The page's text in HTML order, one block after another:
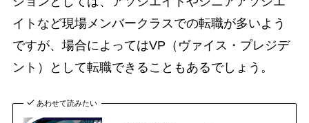
イトなど現場メンバークラスでの転職が多いよう
ですが、場合によってはVP（ヴァイス・プレジデ
ント）として転職できることもあるでしょう。
あわせて読みたい